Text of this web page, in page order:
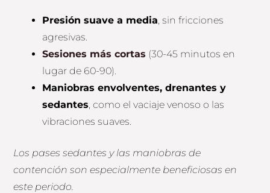
Presión suave a media , sin fricciones
agresivas.
Sesiones más cortas (30-45 minutos en
lugar de 60-90).
Maniobras envolventes, drenantes y
sedantes , como el vaciaje venoso o las
vibraciones suaves.
Los pases sedantes y las maniobras de
contención son especialmente beneficiosas en
este periodo.